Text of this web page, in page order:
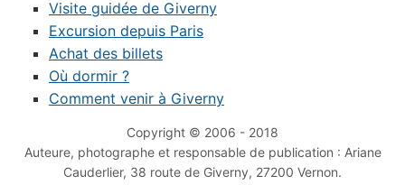
Visite guidée de Giverny
Excursion depuis Paris
Achat des billets
Où dormir ?
Comment venir à Giverny
Copyright © 2006 - 2018
Auteure, photographe et responsable de publication : Ariane
Cauderlier, 38 route de Giverny, 27200 Vernon.